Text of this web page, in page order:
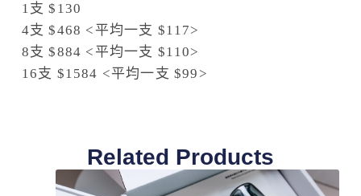
1支 $130
4支 $468 <平均一支 $117>
8支 $884 <平均一支 $110>
16支 $1584 <平均一支 $99>
Related Products